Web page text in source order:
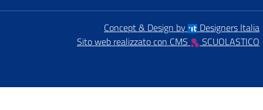
Concept & Design by
Designers Italia
Sito web realizzato con CMS
SCUOLASTICO